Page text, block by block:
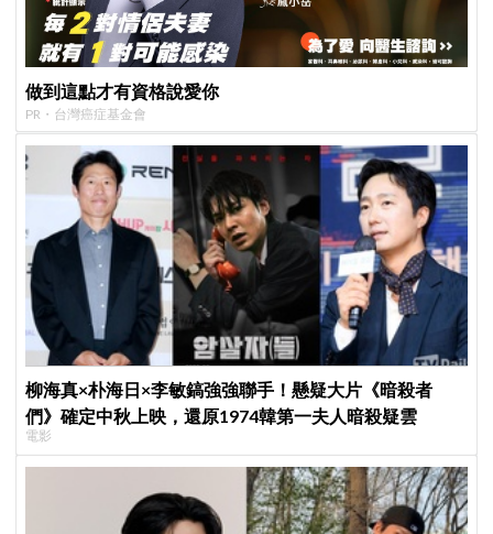
做到這點才有資格說愛你
PR・台灣癌症基金會
柳海真×朴海日×李敏鎬強強聯手！懸疑大片《暗殺者
們》確定中秋上映，還原1974韓第一夫人暗殺疑雲
電影